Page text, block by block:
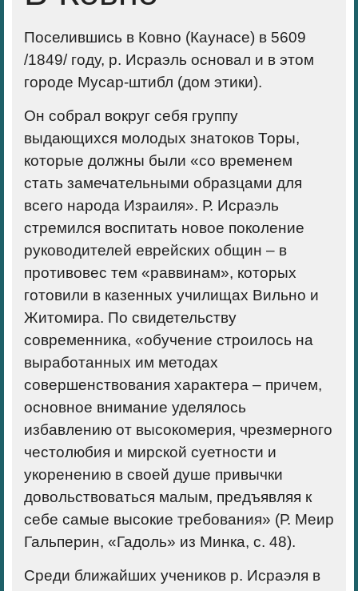
Поселившись в Ковно (Каунасе) в 5609
/1849/ году, р. Исраэль основал и в этом
городе Мусар-штибл (дом этики).
Он собрал вокруг себя группу
выдающихся молодых знатоков Торы,
которые должны были «со временем
стать замечательными образцами для
всего народа Израиля». Р. Исраэль
стремился воспитать новое поколение
руководителей еврейских общин – в
противовес тем «раввинам», которых
готовили в казенных училищах Вильно и
Житомира. По свидетельству
современника, «обучение строилось на
выработанных им методах
совершенствования характера – причем,
основное внимание уделялось
избавлению от высокомерия, чрезмерного
честолюбия и мирской суетности и
укоренению в своей душе привычки
довольствоваться малым, предъявляя к
себе самые высокие требования» (Р. Меир
Гальперин, «Гадоль» из Минка, с. 48).
Среди ближайших учеников р. Исраэля в